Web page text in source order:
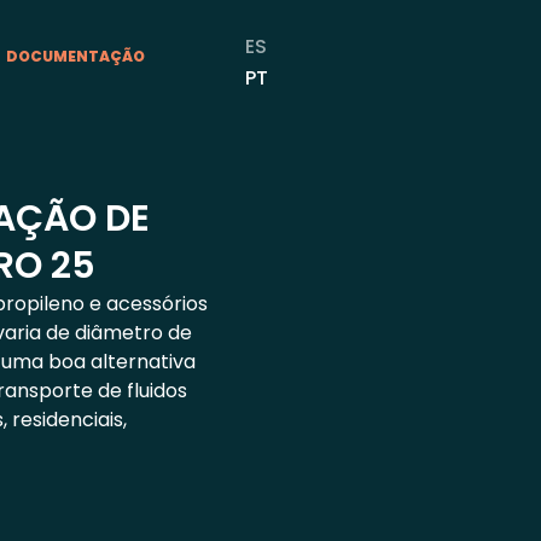
DOCUMENTAÇÃO
ES
PT
DE
25
e acessórios
de diâmetro de
uma boa alternativa
de fluidos
residenciais,